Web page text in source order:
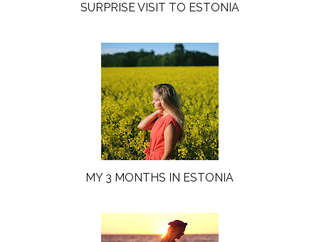
SURPRISE VISIT TO ESTONIA
MY 3 MONTHS IN ESTONIA